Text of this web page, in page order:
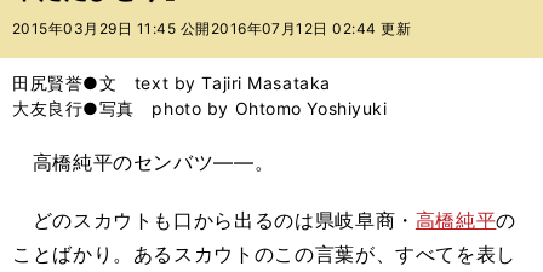
バ
2015年03月29日 11:45 公開 2016年07月12日 02:44 更新
田尻賢誉●文 text by Tajiri Masataka
大友良行●写真 photo by Ohtomo Yoshiyuki
高橋純平のセンバツ――。
どのスカウトも口から出るのは県岐阜商・ 高橋純平の
ことばかり。あるスカウトのこの言葉が、すべてを表し